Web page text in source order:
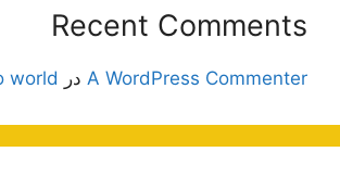
Recent Comments
A WordPress Commenter در world!